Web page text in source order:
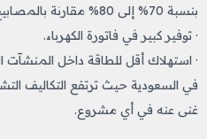
بنسبة 70% إلى 80% مقارنة بالمصابيح التقليدية وهذا يعني:
· توفير كبير في فاتورة الكهرباء.
· استهلاك أقل للطاقة داخل المنشآت
في السعودية حيث ترتفع التكاليف
غنى عنه في أي مشروع.